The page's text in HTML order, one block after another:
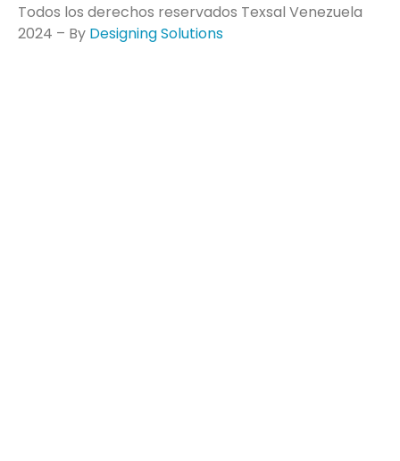
Todos los derechos reservados Texsal Venezuela
2024 – By Designing Solutions